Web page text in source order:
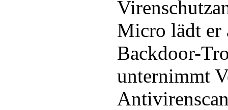
Micro lädt er
Backdoor-
unternimmt